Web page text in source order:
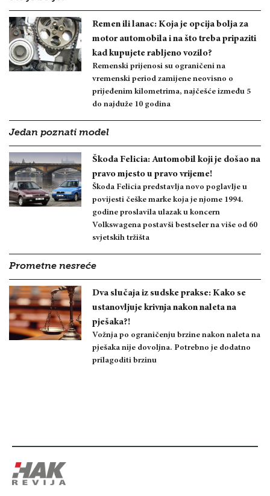
Remen ili lanac: Koja je opcija bolja za
motor automobila i na što treba pripaziti
kad kupujete rabljeno vozilo?
Remenski prijenosi su ograničeni na
vremenski period zamijene neovisno o
prijeđenim kilometrima, najčešće između 5
do najduže 10 godina
Jedan poznati model
Škoda Felicia: Automobil koji je došao na
pravo mjesto u pravo vrijeme!
Škoda Felicia predstavlja novo poglavlje u
povijesti češke marke koja je njome 1994.
godine proslavila ulazak u koncern
Volkswagena postavši bestseler na više od 60
svjetskih tržišta
Prometne nesreće
Dva slučaja iz sudske prakse: Kako se
ustanovljuje krivnja nakon naleta na
pješaka?!
Vožnja po ograničenju brzine nakon naleta na
pješaka nije dovoljna. Potrebno je dodatno
prilagoditi brzinu